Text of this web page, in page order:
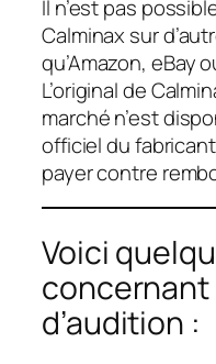
Il n’est pas
Calminax sur
qu’Amazon, eBay
L’original de
marché n’est
officiel du
payer contre
Voici
concernant
d’audition :